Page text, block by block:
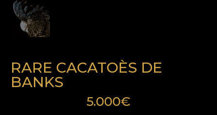
RARE CACATOÈS DE
BANKS
5.000€